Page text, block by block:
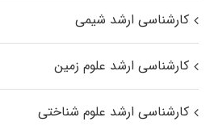
کارشناسی ارشد شیمی
کارشناسی ارشد علوم زمین
کارشناسی ارشد علوم شناختی